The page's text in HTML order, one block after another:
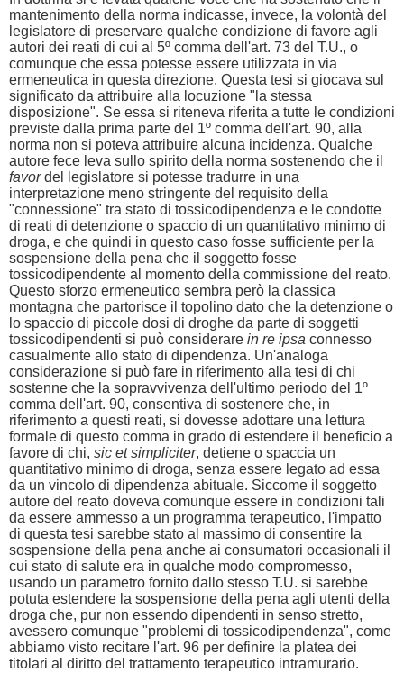
mantenimento della norma indicasse, invece, la volontà del
legislatore di preservare qualche condizione di favore agli
autori dei reati di cui al 5º comma dell'art. 73 del T.U., o
comunque che essa potesse essere utilizzata in via
ermeneutica in questa direzione. Questa tesi si giocava sul
significato da attribuire alla locuzione "la stessa
disposizione". Se essa si riteneva riferita a tutte le condizioni
previste dalla prima parte del 1º comma dell'art. 90, alla
norma non si poteva attribuire alcuna incidenza. Qualche
autore fece leva sullo spirito della norma sostenendo che il
favordel legislatore si potesse tradurre in una
interpretazione meno stringente del requisito della
"connessione" tra stato di tossicodipendenza e le condotte
di reati di detenzione o spaccio di un quantitativo minimo di
droga, e che quindi in questo caso fosse sufficiente per la
sospensione della pena che il soggetto fosse
tossicodipendente al momento della commissione del reato.
Questo sforzo ermeneutico sembra però la classica
montagna che partorisce il topolino dato che la detenzione o
lo spaccio di piccole dosi di droghe da parte di soggetti
tossicodipendenti si può considerare in re ipsa connesso
casualmente allo stato di dipendenza. Un'analoga
considerazione si può fare in riferimento alla tesi di chi
sostenne che la sopravvivenza dell'ultimo periodo del 1º
comma dell'art. 90, consentiva di sostenere che, in
riferimento a questi reati, si dovesse adottare una lettura
formale di questo comma in grado di estendere il beneficio a
favore di chi, sic et simpliciter, detiene o spaccia un
quantitativo minimo di droga, senza essere legato ad essa
da un vincolo di dipendenza abituale. Siccome il soggetto
autore del reato doveva comunque essere in condizioni tali
da essere ammesso a un programma terapeutico, l'impatto
di questa tesi sarebbe stato al massimo di consentire la
sospensione della pena anche ai consumatori occasionali il
cui stato di salute era in qualche modo compromesso,
usando un parametro fornito dallo stesso T.U. si sarebbe
potuta estendere la sospensione della pena agli utenti della
droga che, pur non essendo dipendenti in senso stretto,
avessero comunque "problemi di tossicodipendenza", come
abbiamo visto recitare l'art. 96 per definire la platea dei
titolari al diritto del trattamento terapeutico intramurario.